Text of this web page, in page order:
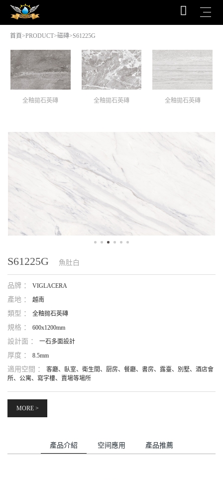
首頁>PRODUCT>磁磚>S61225G
全釉拋石英磚 全釉拋石英磚 全釉拋石英磚
S61225G 魚肚白
品牌 ： VIGLACERA
產地 ： 越南
類型 ： 全釉抛石英磚
規格 ： 600x1200mm
設計面 ： 一石多面設計
厚度 ： 8.5mm
適用空間 ：
客廳、臥室、衛生間、厨房、餐廳、書房、露臺、別墅、酒店會
所、公寓、寫字樓、賣場等場所
MORE >
產品介紹 空间應用 產品推薦